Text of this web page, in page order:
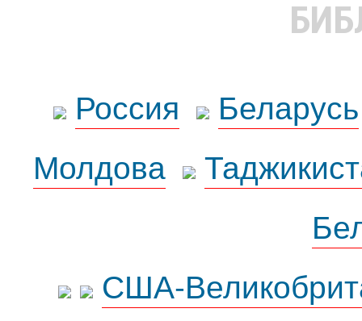
Россия
Беларусь
Молдова
США-